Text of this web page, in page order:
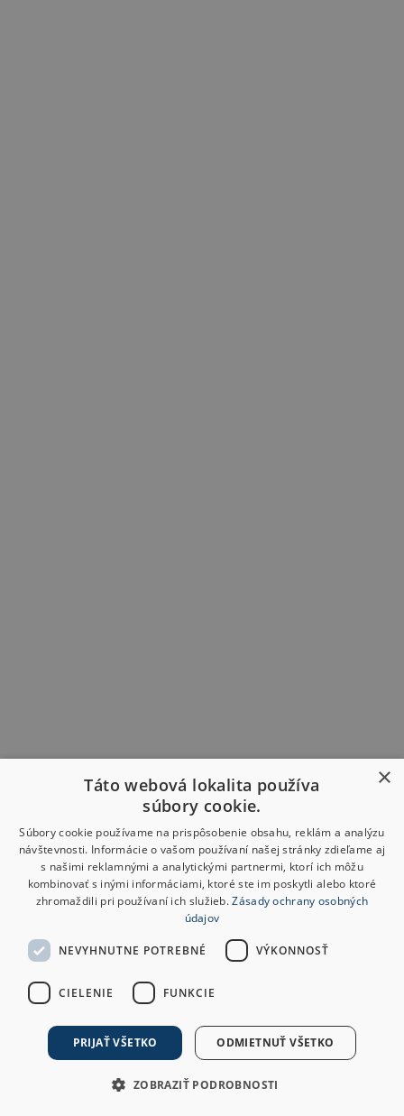
×
Táto webová lokalita používa
súbory cookie.
Súbory cookie používame na prispôsobenie obsahu, reklám a analýzu
návštevnosti. Informácie o vašom používaní našej stránky zdieľame aj
s našimi reklamnými a analytickými partnermi, ktorí ich môžu
kombinovať s inými informáciami, ktoré ste im poskytli alebo ktoré
zhromaždili pri používaní ich služieb.Zásady ochrany osobných
údajov
NEVYHNUTNE POTREBNÉ VÝKONNOSŤ
CIELENIE FUNKCIE
PRIJAŤ VŠETKO ODMIETNUŤ VŠETKO
ZOBRAZIŤ PODROBNOSTI